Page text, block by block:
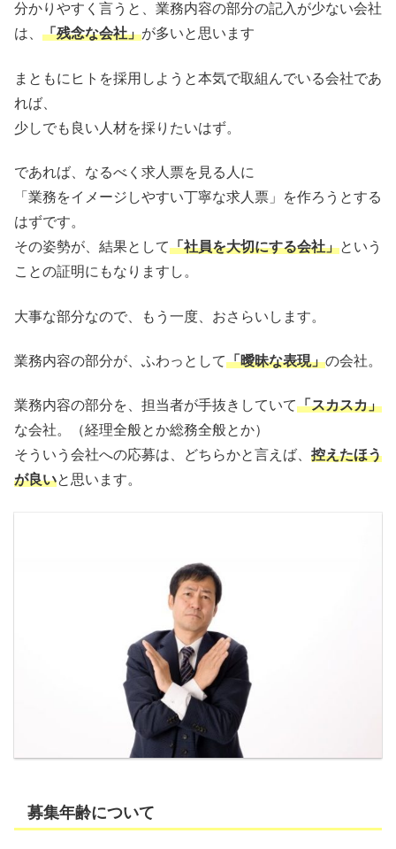
分かりやすく言うと、業務内容の部分の記入が少ない会社
は、 「残念な会社」が多いと思います
まともにヒトを採用しようと本気で取組んでいる会社であ
れば、
少しでも良い人材を採りたいはず。
であれば、なるべく求人票を見る人に
「業務をイメージしやすい丁寧な求人票」を作ろうとする
はずです。
その姿勢が、結果として「社員を大切にする会社」という
ことの証明にもなりますし。
大事な部分なので、もう一度、おさらいします。
業務内容の部分が、ふわっとして「曖昧な表現」の会社。
業務内容の部分を、担当者が手抜きしていて「スカスカ」
な会社。（経理全般とか総務全般とか）
そういう会社への応募は、どちらかと言えば、 控えたほう
が良いと思います。
募集年齢について